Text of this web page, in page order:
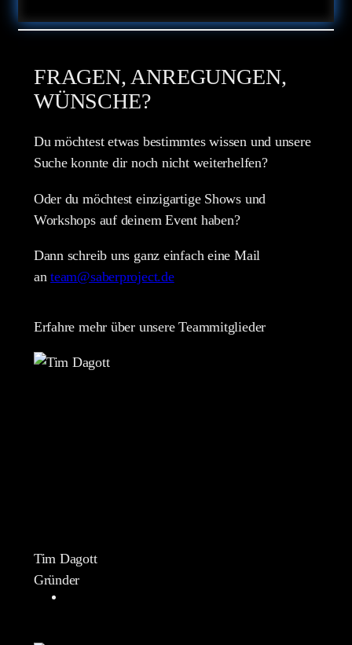
FRAGEN, ANREGUNGEN,
WÜNSCHE?
Du möchtest etwas bestimmtes wissen und unsere
Suche konnte dir noch nicht weiterhelfen?
Oder du möchtest einzigartige Shows und
Workshops auf deinem Event haben?
Dann schreib uns ganz einfach eine Mail
anteam@saberproject.de
Erfahre mehr über unsere Teammitglieder
Tim Dagott
Gründer